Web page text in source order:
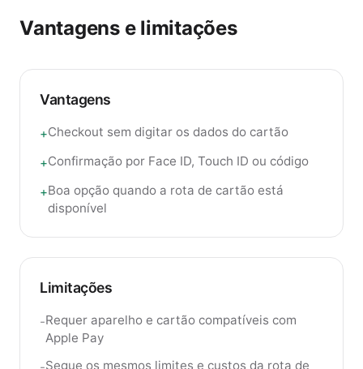
Vantagens e limitações
Vantagens
+Checkout sem digitar os dados do cartão
+Confirmação por Face ID, Touch ID ou código
+Boa opção quando a rota de cartão está
disponível
Limitações
-Requer aparelho e cartão compatíveis com
Apple Pay
Segue os mesmos limites e custos da rota de